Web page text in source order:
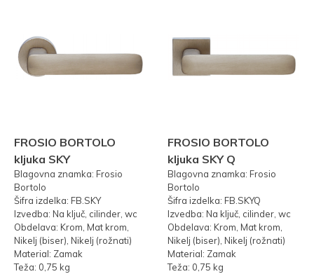
FROSIO BORTOLO
kljuka SKY
Blagovna znamka: Frosio
Bortolo
Šifra izdelka: FB.SKY
Izvedba: Na ključ, cilinder, wc
Obdelava: Krom, Mat krom,
Nikelj (biser), Nikelj (rožnati)
Material: Zamak
Teža: 0,75 kg
FROSIO BORTOLO
kljuka SKY Q
Blagovna znamka: Frosio
Bortolo
Šifra izdelka: FB.SKYQ
Izvedba: Na ključ, cilinder, wc
Obdelava: Krom, Mat krom,
Nikelj (biser), Nikelj (rožnati)
Material: Zamak
Teža: 0,75 kg